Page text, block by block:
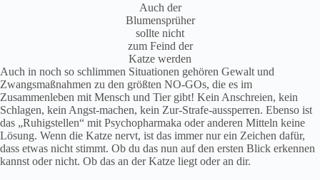
Auch der
Blumensprüher
sollte nicht
zum Feind der
Katze werden
Auch in noch so schlimmen Situationen gehören Gewalt und
Zwangsmaßnahmen zu den größten NO-GOs, die es im
Zusammenleben mit Mensch und Tier gibt! Kein Anschreien, kein
Schlagen, kein Angst-machen, kein Zur-Strafe-aussperren. Ebenso ist
das „Ruhigstellen“ mit Psychopharmaka oder anderen Mitteln keine
Lösung. Wenn die Katze nervt, ist das immer nur ein Zeichen dafür,
dass etwas nicht stimmt. Ob du das nun auf den ersten Blick erkennen
kannst oder nicht. Ob das an der Katze liegt oder an dir.